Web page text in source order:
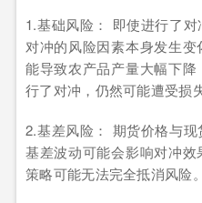
1.基础风险： 即使进行了
对冲的风险因素本身发生
能导致农产品产量大幅下
行了对冲，仍然可能遭受损失
2.基差风险： 期货价格与现
基差波动可能会影响对冲
策略可能无法完全抵消风险。